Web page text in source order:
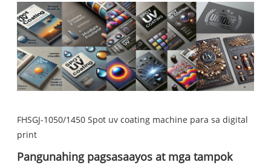
FHSGJ-1050/1450 Spot uv coating machine para sa digital
print
Pangunahing pagsasaayos at mga tampok